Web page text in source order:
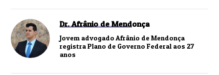
Dr. Afrânio de Mendonça
Jovem advogado Afrânio de Mendonça
registra Plano de Governo Federal aos 27
anos